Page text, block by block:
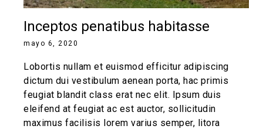
Inceptos penatibus habitasse
mayo 6, 2020
Lobortis nullam et euismod efficitur adipiscing
dictum dui vestibulum aenean porta, hac primis
feugiat blandit class erat nec elit. Ipsum duis
eleifend at feugiat ac est auctor, sollicitudin
maximus facilisis lorem varius semper, litora